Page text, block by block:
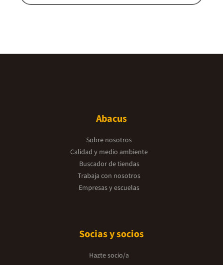
Abacus
Sobre nosotros
Calidad y medio ambiente
Buscador de tiendas
Trabaja con nosotros
Empresas y escuelas
Socias y socios
Hazte socio/a